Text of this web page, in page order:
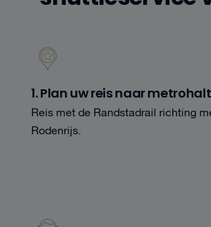
1. Plan uw reis naar
Reis met de Randstadrail richting
Rodenrijs.